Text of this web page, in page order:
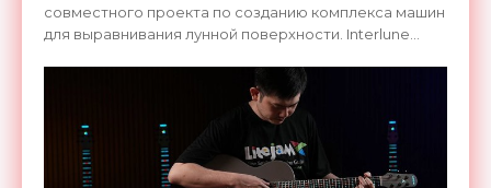
совместного проекта по созданию комплекса машин
для выравнивания лунной поверхности. Interlune